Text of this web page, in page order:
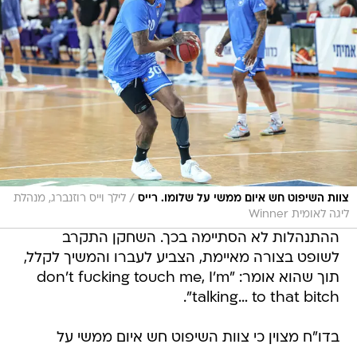
צוות השיפוט חש איום ממשי על שלומו. רייס / לילך וייס רוזנברג, מנהלת
ליגה לאומית Winner
ההתנהלות לא הסתיימה בכך. השחקן התקרב
לשופט בצורה מאיימת, הצביע לעברו והמשיך לקלל,
תוך שהוא אומר: "don't fucking touch me, I'm
talking… to that bitch".
בדו"ח מצוין כי צוות השיפוט חש איום ממשי על